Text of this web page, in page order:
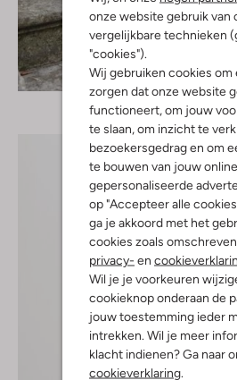
onze website gebruik van
vergelijkbare technieken
"cookies").
Wij gebruiken cookies om
zorgen dat onze website
functioneert, om jouw
te slaan, om inzicht te
bezoekersgedrag en om
te bouwen van jouw
gepersonaliseerde
op "Accepteer alle
ga je akkoord met het
cookies zoals
privacy- en
Wil je je voorkeuren
cookieknop onderaan de
jouw toestemming ieder
intrekken. Wil je meer
klacht indienen? Ga naar
cookieverklaring
Ontdek de look